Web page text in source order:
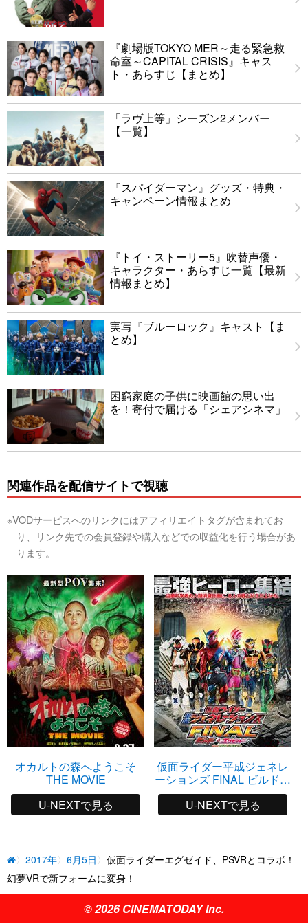
『劇場版TOKYO MER～走る緊急救
命室～CAPITAL CRISIS』キャス
ト・あらすじ【まとめ】
「ラヴ上等」シーズン2メンバー
【一覧】
『スパイダーマン』グッズ・特典・
キャンペーン情報まとめ
『トイ・ストーリー5』吹替声優・
キャラクター・あらすじ一覧【最新
情報まとめ】
実写『ブルーロック』キャスト【ま
とめ】
困窮家庭の子供に映画館の思い出
を！寄付で届ける「シェアシネマ」
関連作品を配信サイトで視聴
※VODサービスへのリンクにはアフィリエイトタグが含まれてお
り、リンク先での会員登録や購入などでの収益化を行う場合があ
ります。
オカルトの森へようこそ
THE MOVIE
U-NEXTで見る
仮面ライダー平成ジェネレ
ーションズ FINAL ビルド＆
エグゼイドwithレジェンド
ライダー
U-NEXTで見る
2017年 6月5日
仮面ライダーエグゼイド、PSVRとコラボ！
幻夢VRで新フォームに変身！
© 2026 CINEMATODAY Inc.